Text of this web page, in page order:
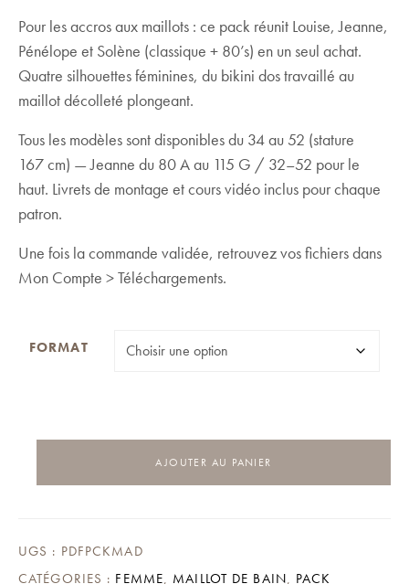
prix :
30,00 €
38,00 €
Pour les accros aux maillots : ce pack réunit Louise, Jeanne,
Pénélope et Solène (classique + 80’s) en un seul achat.
Quatre silhouettes féminines, du bikini dos travaillé au
maillot décolleté plongeant.
Tous les modèles sont disponibles du 34 au 52 (stature
167 cm) — Jeanne du 80 A au 115 G / 32–52 pour le
haut. Livrets de montage et cours vidéo inclus pour chaque
patron.
Une fois la commande validée, retrouvez vos fichiers dans
Mon Compte > Téléchargements.
FORMAT
PACK
AJOUTER AU PANIER
UGS : PDFPCKMAD
CATÉGORIES : FEMME, MAILLOT DE BAIN, PACK